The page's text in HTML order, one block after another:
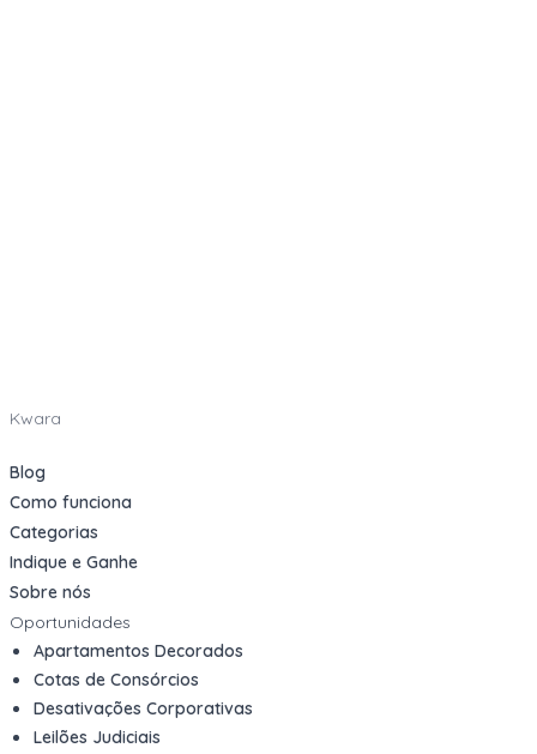
Kwara
Blog
Como funciona
Categorias
Indique e Ganhe
Sobre nós
Oportunidades
Apartamentos Decorados
Cotas de Consórcios
Desativações Corporativas
Leilões Judiciais